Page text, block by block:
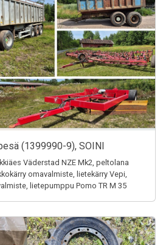
(1399990-9), SOINI
Väderstad NZE Mk2, peltolana
omavalmiste, lietekärry Vepi,
lietepumppu Pomo TR M 35